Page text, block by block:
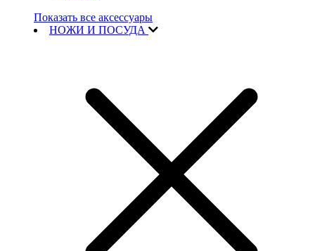
Показать все аксессуары
НОЖИ И ПОСУДА